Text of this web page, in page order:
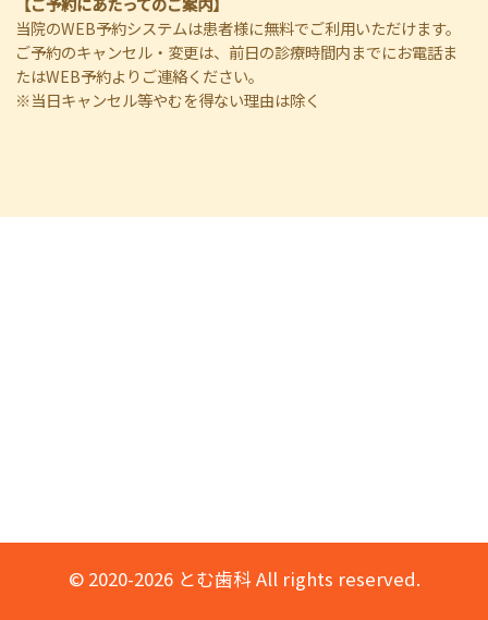
当院のWEB予約システムは患者様に無料でご利用いただけます。
ご予約のキャンセル・変更は、前日の診療時間内までにお電話ま
たはWEB予約よりご連絡ください。
※当日キャンセル等やむを得ない理由は除く
© 2020-2026 とむ歯科 All rights reserved.